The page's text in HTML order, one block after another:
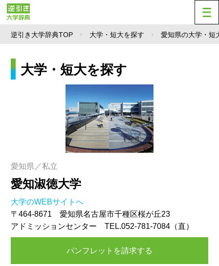
逆引き大学辞典TOP 大学・短大を探す 愛知県の大学・短
大学・短大を探す
愛知県／私立
愛知淑徳大学
大学のWEBサイトへ
〒464-8671 愛知県名古屋市千種区桜が丘23
アドミッションセンター TEL.052-781-7084（直）
パンフレットを請求する